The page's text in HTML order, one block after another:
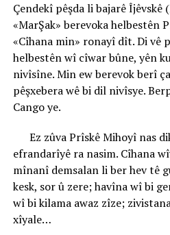
Çendekî pêşda li bajarê Îjêvskê
«MarŞak» berevoka helbestên
«Cîhana min» ronayî dît. Di vê
helbestên wî cîwar bûne, yên
nivîsîne. Min ew berevok berî
pêşxebera wê bi dil nivîsye.
Cango ye.
Ez zûva Prîskê Mihoyî nas
efrandarîyê ra nasim. Cîhana
mînanî demsalan li ber hev tê
kesk, sor û zere; havîna wî bi
wî bi kilama awaz zîze;
xîyale…